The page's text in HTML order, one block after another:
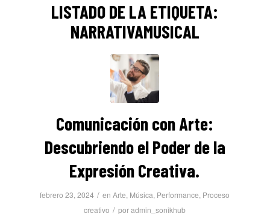
LISTADO DE LA ETIQUETA:
NARRATIVAMUSICAL
Comunicación con Arte:
Descubriendo el Poder de la
Expresión Creativa.
febrero 23, 2024 / enArte, Música, Performance, Proceso
creativo / poradmin_sonikhub